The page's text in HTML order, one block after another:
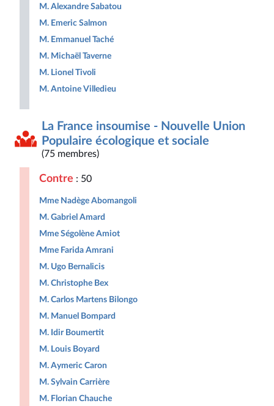
M. Alexandre Sabatou
M. Emeric Salmon
M. Emmanuel Taché
M. Michaël Taverne
M. Lionel Tivoli
M. Antoine Villedieu
La France insoumise - Nouvelle Union
Populaire écologique et sociale
(75 membres)
Contre : 50
Mme Nadège Abomangoli
M. Gabriel Amard
Mme Ségolène Amiot
Mme Farida Amrani
M. Ugo Bernalicis
M. Christophe Bex
M. Carlos Martens Bilongo
M. Manuel Bompard
M. Idir Boumertit
M. Louis Boyard
M. Aymeric Caron
M. Sylvain Carrière
M. Florian Chauche